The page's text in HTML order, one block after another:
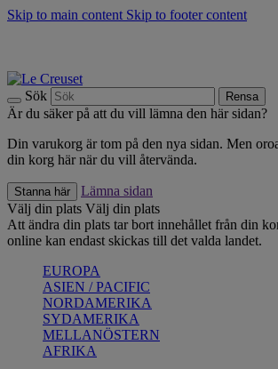
Skip to main content Skip to footer content
Sök Rensa
Är du säker på att du vill lämna den här sidan?
Din varukorg är tom på den nya sidan. Men
din korg här när du vill återvända.
Stanna här
Lämna sidan
Välj din plats Välj din plats
Att ändra din plats tar bort innehållet från din
online kan endast skickas till det valda landet.
EUROPA
ASIEN / PACIFIC
NORDAMERIKA
SYDAMERIKA
MELLANÖSTERN
AFRIKA